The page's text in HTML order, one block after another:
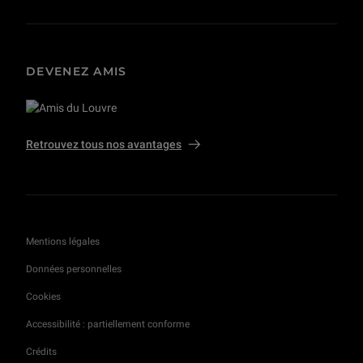
DEVENEZ AMIS
Retrouvez tous nos avantages
Mentions légales
Données personnelles
Cookies
Accessibilité : partiellement conforme
Crédits